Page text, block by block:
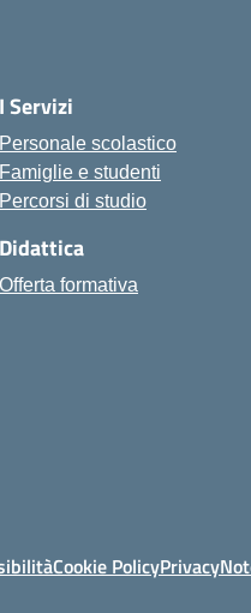
I Servizi
Personale scolastico
Famiglie e studenti
Percorsi di studio
Didattica
Offerta formativa
Cookie PolicyPrivacy